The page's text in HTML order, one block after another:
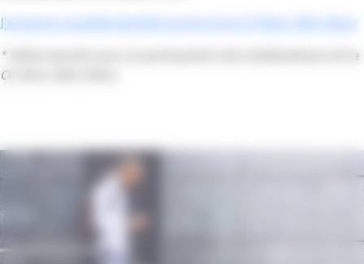
J’écoute la nouvelle identité sonore de la CCI Nice Côte d’Azur
* Vidéo tournée avec la participation des collaborateurs de la
CCI Nice Côte d’Azur.